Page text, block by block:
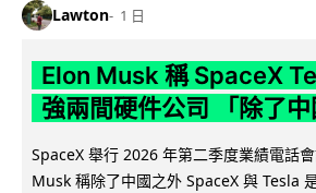
Lawton 1 日
Elon Musk 稱 SpaceX
強兩間硬件公司 「除了中
SpaceX 舉行 2026 年第二季度業績電話
Musk 稱除了中國之外 SpaceX 與 Tesla